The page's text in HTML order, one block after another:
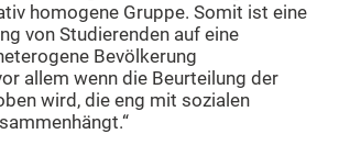
homogene Gruppe. Somit ist eine
von Studierenden auf eine
Bevölkerung
allem wenn die Beurteilung der
wird, die eng mit sozialen